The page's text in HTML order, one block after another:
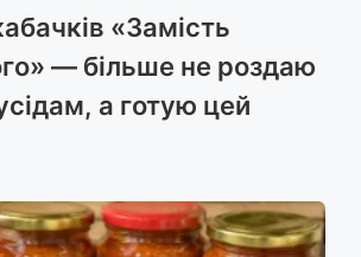
«Замість
— більше не роздаю
а готую цей